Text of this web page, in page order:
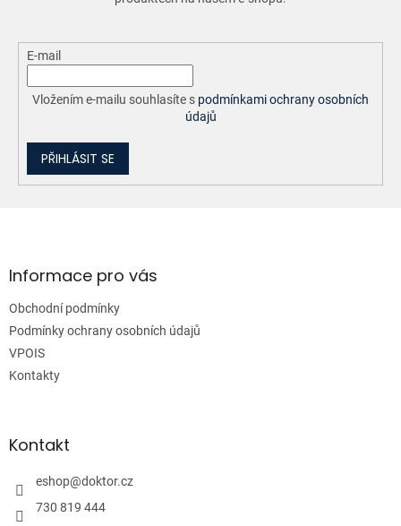
E-mail
Vložením e-mailu souhlasíte s podmínkami ochrany osobních
údajů
PŘIHLÁSIT SE
aInformace pro vás
Obchodní podmínky
Podmínky ochrany osobních údajů
VPOIS
Kontakty
Kontakt
eshop@doktor.cz
730 819 444